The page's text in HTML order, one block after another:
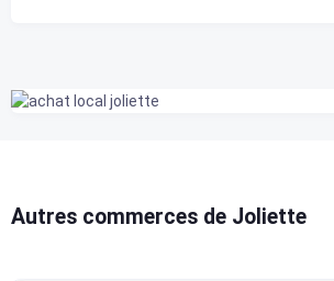
Autres commerces de Joliette